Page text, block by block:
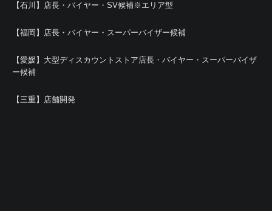
【石川】店長・バイヤー・SV候補※エリア型
【福岡】店長・バイヤー・スーパーバイザー候補
【愛媛】大型ディスカウントストア店長・バイヤー・スーパーバイザ
ー候補
【三重】店舗開発